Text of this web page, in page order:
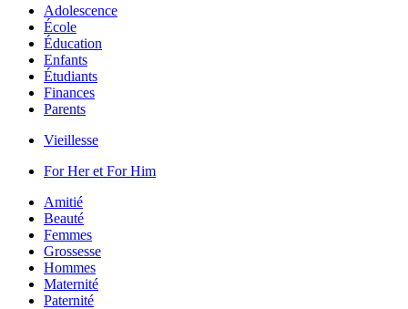
Adolescence
École
Éducation
Enfants
Étudiants
Finances
Parents
Vieillesse
For Her et For Him
Amitié
Beauté
Femmes
Grossesse
Hommes
Maternité
Paternité